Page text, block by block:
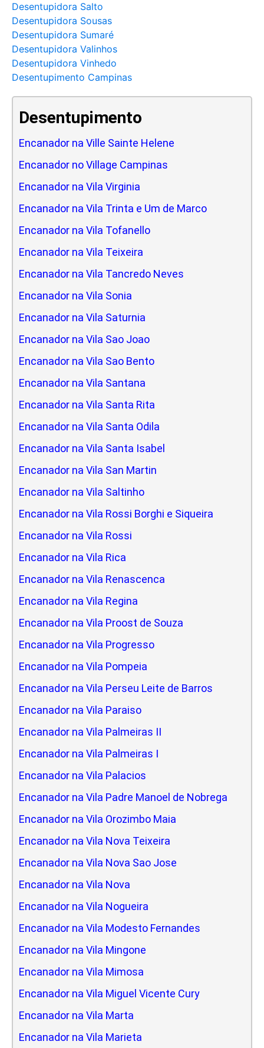
Desentupidora Salto
Desentupidora Sousas
Desentupidora Sumaré
Desentupidora Valinhos
Desentupidora Vinhedo
Desentupimento Campinas
Desentupimento
Encanador na Ville Sainte Helene
Encanador no Village Campinas
Encanador na Vila Virginia
Encanador na Vila Trinta e Um de Marco
Encanador na Vila Tofanello
Encanador na Vila Teixeira
Encanador na Vila Tancredo Neves
Encanador na Vila Sonia
Encanador na Vila Saturnia
Encanador na Vila Sao Joao
Encanador na Vila Sao Bento
Encanador na Vila Santana
Encanador na Vila Santa Rita
Encanador na Vila Santa Odila
Encanador na Vila Santa Isabel
Encanador na Vila San Martin
Encanador na Vila Saltinho
Encanador na Vila Rossi Borghi e Siqueira
Encanador na Vila Rossi
Encanador na Vila Rica
Encanador na Vila Renascenca
Encanador na Vila Regina
Encanador na Vila Proost de Souza
Encanador na Vila Progresso
Encanador na Vila Pompeia
Encanador na Vila Perseu Leite de Barros
Encanador na Vila Paraiso
Encanador na Vila Palmeiras II
Encanador na Vila Palmeiras I
Encanador na Vila Palacios
Encanador na Vila Padre Manoel de Nobrega
Encanador na Vila Orozimbo Maia
Encanador na Vila Nova Teixeira
Encanador na Vila Nova Sao Jose
Encanador na Vila Nova
Encanador na Vila Nogueira
Encanador na Vila Modesto Fernandes
Encanador na Vila Mingone
Encanador na Vila Mimosa
Encanador na Vila Miguel Vicente Cury
Encanador na Vila Marta
Encanador na Vila Marieta